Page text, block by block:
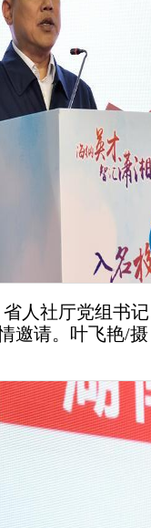
人社厅党组书
邀请。叶飞艳/摄